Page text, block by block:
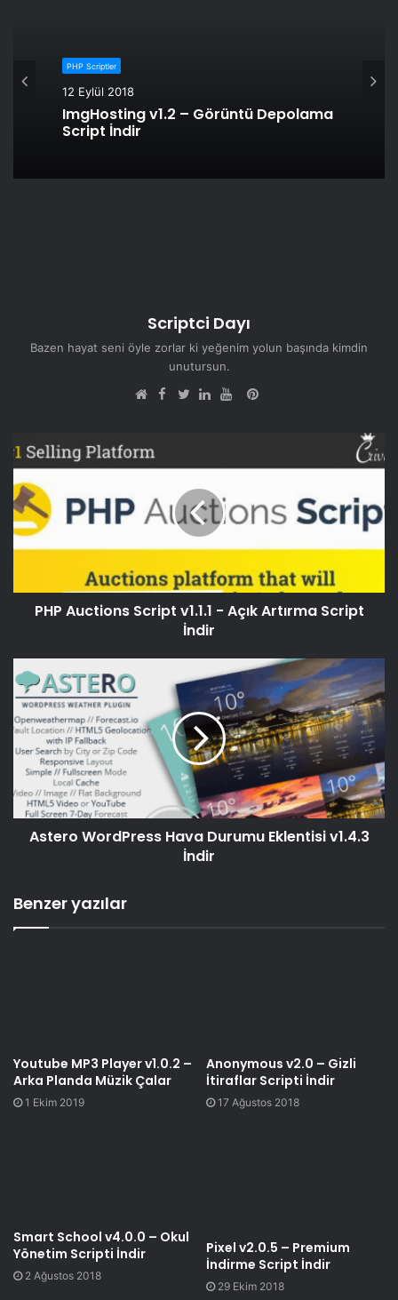
PHP Scriptler
12 Eylül 2018
ImgHosting v1.2 – Görüntü Depolama
Script İndir
Scriptci Dayı
Bazen hayat seni öyle zorlar ki yeğenim yolun başında kimdin
unutursun.
Facebook
Pinterest
PHP Auctions Script v1.1.1 - Açık Artırma Script
İndir
Astero WordPress Hava Durumu Eklentisi v1.4.3
İndir
Benzer yazılar
Youtube MP3 Player v1.0.2 –
Arka Planda Müzik Çalar
1 Ekim 2019
Anonymous v2.0 – Gizli
İtiraflar Scripti İndir
17 Ağustos 2018
Smart School v4.0.0 – Okul
Yönetim Scripti İndir
2 Ağustos 2018
Pixel v2.0.5 – Premium
İndirme Script İndir
29 Ekim 2018